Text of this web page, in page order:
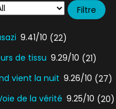
9.41/10 (22)
de tissu 9.29/10 (21)
vient la nuit 9.26/10 (27)
de la vérité 9.25/10 (20)